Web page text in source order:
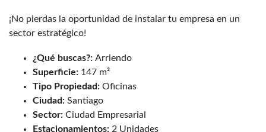
¡No pierdas la oportunidad de instalar tu empresa en un
sector estratégico!
¿Qué buscas?: Arriendo
Superficie: 147 m²
Tipo Propiedad: Oficinas
Ciudad: Santiago
Sector: Ciudad Empresarial
Estacionamientos: 2 Unidades